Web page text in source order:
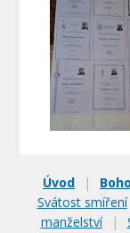
Úvod |
Svátost smíření
manželství
|